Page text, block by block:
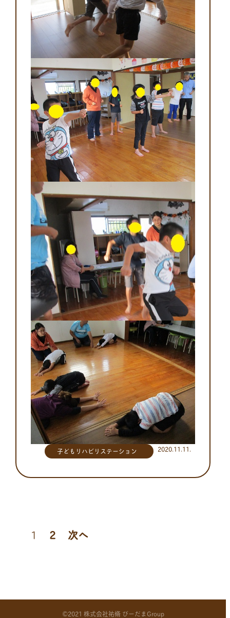
2020.11.11.
子どもリハビリステーション
投
の
1 2 次へ
©2021 株式会社祐脩 びーだまGroup